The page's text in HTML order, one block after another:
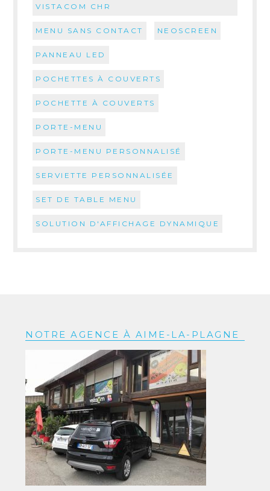
VISTACOM CHR
MENU SANS CONTACT NEOSCREEN
PANNEAU LED
POCHETTES À COUVERTS
POCHETTE À COUVERTS
PORTE-MENU
PORTE-MENU PERSONNALISÉ
SERVIETTE PERSONNALISÉE
SET DE TABLE MENU
SOLUTION D'AFFICHAGE DYNAMIQUE
NOTRE AGENCE À AIME-LA-PLAGNE